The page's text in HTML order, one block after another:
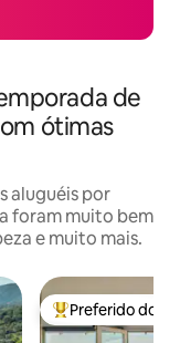
de
ótimas
aluguéis por
foram muito bem
e muito mais.
Entre os
Preferido dos